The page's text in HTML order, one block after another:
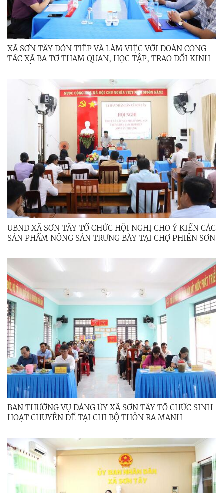
XÃ SƠN TÂY ĐÓN TIẾP VÀ LÀM VIỆC VỚI ĐOÀN CÔNG
TÁC XÃ BA TƠ THAM QUAN, HỌC TẬP, TRAO ĐỔI KINH
UBND XÃ SƠN TÂY TỔ CHỨC HỘI NGHỊ CHO Ý KIẾN CÁC
SẢN PHẨM NÔNG SẢN TRƯNG BÀY TẠI CHỢ PHIÊN SƠN
BAN THƯỜNG VỤ ĐẢNG ỦY XÃ SƠN TÂY TỔ CHỨC SINH
HOẠT CHUYÊN ĐỀ TẠI CHI BỘ THÔN RA MANH